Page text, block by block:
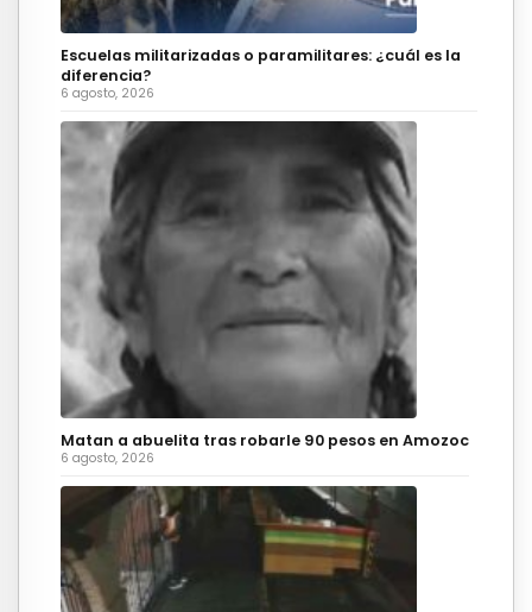
Escuelas militarizadas o paramilitares: ¿cuál es la
diferencia?
6 agosto, 2026
Matan a abuelita tras robarle 90 pesos en Amozoc
6 agosto, 2026